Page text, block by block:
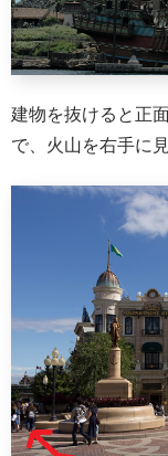
建物を抜けると正
で、火山を右手に